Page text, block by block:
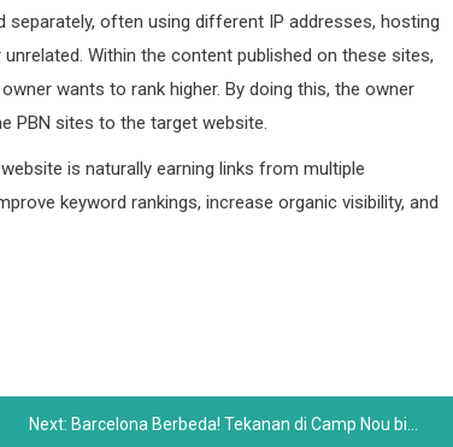
often using different IP addresses, hosting
Within the content published on these sites,
wants to rank higher. By doing this, the owner
PBN sites to the target website.
is naturally earning links from multiple
keyword rankings, increase organic visibility, and
Next: Barcelona Berbeda! Tekanan di Camp Nou bisa menghancurkan karier Anthony Gordon!